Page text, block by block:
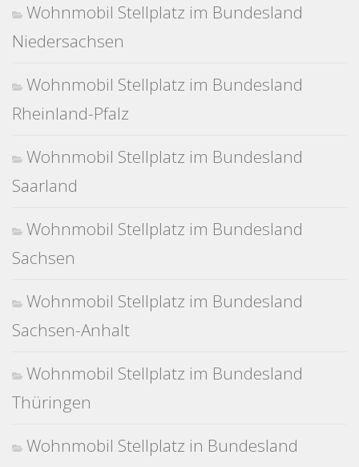
Wohnmobil Stellplatz im Bundesland
Niedersachsen
Wohnmobil Stellplatz im Bundesland
Rheinland-Pfalz
Wohnmobil Stellplatz im Bundesland
Saarland
Wohnmobil Stellplatz im Bundesland
Sachsen
Wohnmobil Stellplatz im Bundesland
Sachsen-Anhalt
Wohnmobil Stellplatz im Bundesland
Thüringen
Wohnmobil Stellplatz in Bundesland